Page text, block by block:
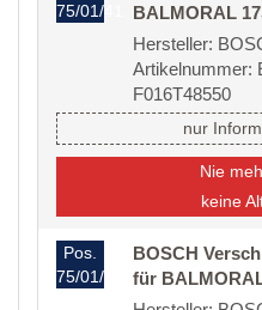
75/01/41
BALMORAL
Hersteller:
Artikelnummer:
F016T48550
nur
Nie
keine
Pos.
75/01/44
BOSCH
für